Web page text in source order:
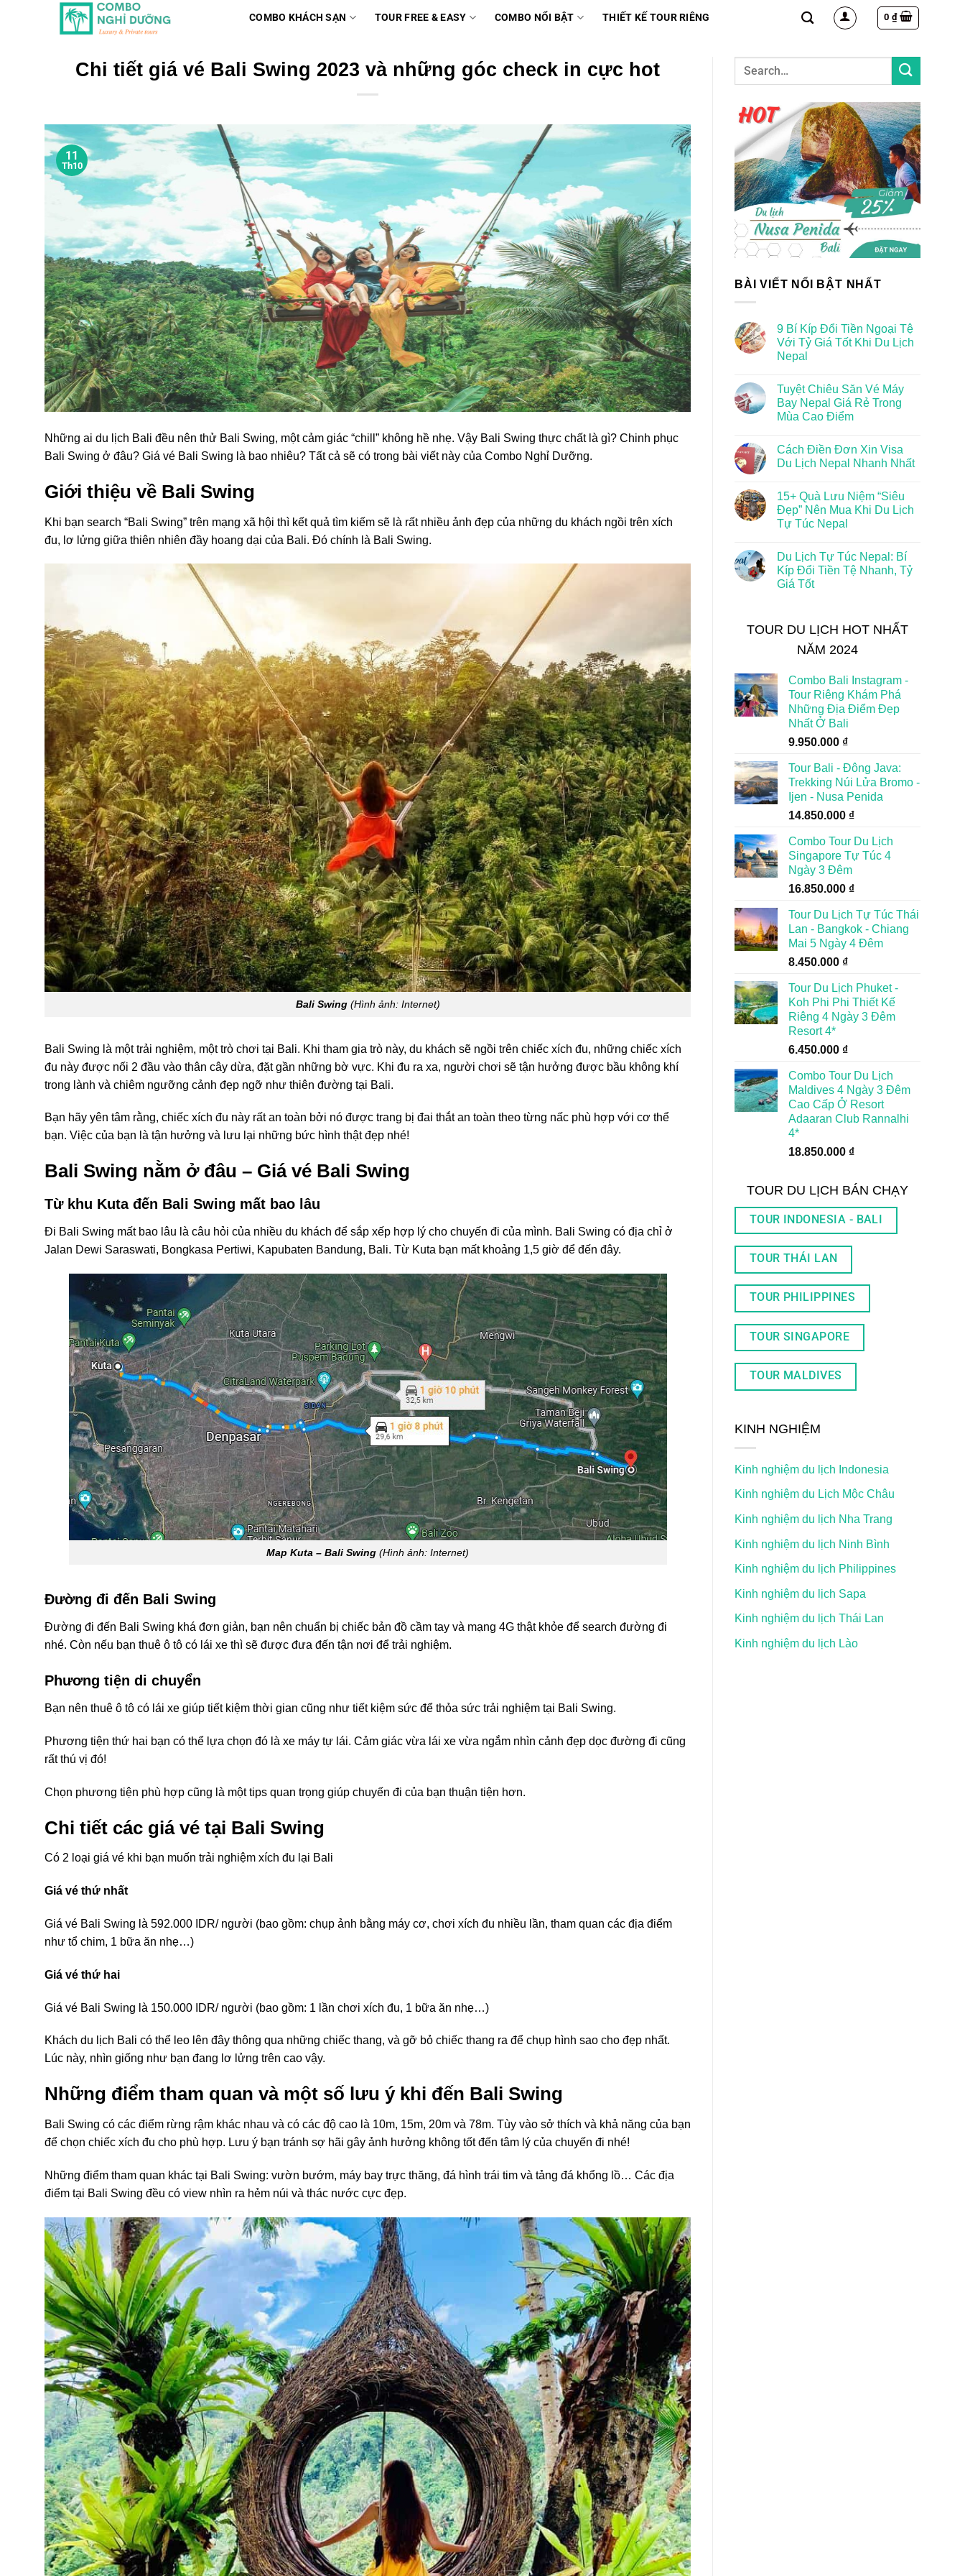
COMBO KHÁCH SẠN TOUR FREE & EASY COMBO NỔI BẬT THIẾT KẾ TOUR RIÊNG 0 ₫
Chi tiết giá vé Bali Swing 2023 và những góc check in cực hot
11
Th10
Những ai du lịch Bali đều nên thử Bali Swing, một cảm giác “chill” không hề nhẹ. Vậy Bali Swing thực chất là gì? Chinh phục
Bali Swing ở đâu? Giá vé Bali Swing là bao nhiêu? Tất cả sẽ có trong bài viết này của Combo Nghỉ Dưỡng.
Giới thiệu về Bali Swing
Khi bạn search “Bali Swing” trên mạng xã hội thì kết quả tìm kiếm sẽ là rất nhiều ảnh đẹp của những du khách ngồi trên xích
đu, lơ lửng giữa thiên nhiên đầy hoang dại của Bali. Đó chính là Bali Swing.
Bali Swing(Hình ảnh: Internet)
Bali Swing là một trải nghiệm, một trò chơi tại Bali. Khi tham gia trò này, du khách sẽ ngồi trên chiếc xích đu, những chiếc xích
đu này được nối 2 đầu vào thân cây dừa, đặt gần những bờ vực. Khi đu ra xa, người chơi sẽ tận hưởng được bầu không khí
trong lành và chiêm ngưỡng cảnh đẹp ngỡ như thiên đường tại Bali.
Bạn hãy yên tâm rằng, chiếc xích đu này rất an toàn bởi nó được trang bị đai thắt an toàn theo từng nấc phù hợp với cơ thể
bạn. Việc của bạn là tận hưởng và lưu lại những bức hình thật đẹp nhé!
Bali Swing nằm ở đâu – Giá vé Bali Swing
Từ khu Kuta đến Bali Swing mất bao lâu
Đi Bali Swing mất bao lâu là câu hỏi của nhiều du khách để sắp xếp hợp lý cho chuyến đi của mình. Bali Swing có địa chỉ ở
Jalan Dewi Saraswati, Bongkasa Pertiwi, Kapubaten Bandung, Bali. Từ Kuta bạn mất khoảng 1,5 giờ để đến đây.
Map Kuta – Bali Swing (Hình ảnh: Internet)
Đường đi đến Bali Swing
Đường đi đến Bali Swing khá đơn giản, bạn nên chuẩn bị chiếc bản đồ cầm tay và mạng 4G thật khỏe để search đường đi
nhé. Còn nếu bạn thuê ô tô có lái xe thì sẽ được đưa đến tận nơi để trải nghiệm.
Phương tiện di chuyển
Bạn nên thuê ô tô có lái xe giúp tiết kiệm thời gian cũng như tiết kiệm sức để thỏa sức trải nghiệm tại Bali Swing.
Phương tiện thứ hai bạn có thể lựa chọn đó là xe máy tự lái. Cảm giác vừa lái xe vừa ngắm nhìn cảnh đẹp dọc đường đi cũng
rất thú vị đó!
Chọn phương tiện phù hợp cũng là một tips quan trọng giúp chuyến đi của bạn thuận tiện hơn.
Chi tiết các giá vé tại Bali Swing
Có 2 loại giá vé khi bạn muốn trải nghiệm xích đu lại Bali
Giá vé thứ nhất
Giá vé Bali Swing là 592.000 IDR/ người (bao gồm: chụp ảnh bằng máy cơ, chơi xích đu nhiều lần, tham quan các địa điểm
như tổ chim, 1 bữa ăn nhẹ…)
Giá vé thứ hai
Giá vé Bali Swing là 150.000 IDR/ người (bao gồm: 1 lần chơi xích đu, 1 bữa ăn nhẹ…)
Khách du lịch Bali có thể leo lên đây thông qua những chiếc thang, và gỡ bỏ chiếc thang ra để chụp hình sao cho đẹp nhất.
Lúc này, nhìn giống như bạn đang lơ lửng trên cao vậy.
Những điểm tham quan và một số lưu ý khi đến Bali Swing
Bali Swing có các điểm rừng rậm khác nhau và có các độ cao là 10m, 15m, 20m và 78m. Tùy vào sở thích và khả năng của bạn
để chọn chiếc xích đu cho phù hợp. Lưu ý bạn tránh sợ hãi gây ảnh hưởng không tốt đến tâm lý của chuyến đi nhé!
Những điểm tham quan khác tại Bali Swing: vườn bướm, máy bay trực thăng, đá hình trái tim và tảng đá khổng lồ… Các địa
điểm tại Bali Swing đều có view nhìn ra hẻm núi và thác nước cực đẹp.
BÀI VIẾT NỔI BẬT NHẤT
9 Bí Kíp Đổi Tiền Ngoại Tệ
Với Tỷ Giá Tốt Khi Du Lịch
Nepal
Tuyệt Chiêu Săn Vé Máy
Bay Nepal Giá Rẻ Trong
Mùa Cao Điểm
Cách Điền Đơn Xin Visa
Du Lịch Nepal Nhanh Nhất
15+ Quà Lưu Niệm “Siêu
Đẹp” Nên Mua Khi Du Lịch
Tự Túc Nepal
Du Lịch Tự Túc Nepal: Bí
Kíp Đổi Tiền Tệ Nhanh, Tỷ
Giá Tốt
TOUR DU LỊCH HOT NHẤT
NĂM 2024
Combo Bali Instagram -
Tour Riêng Khám Phá
Những Địa Điểm Đẹp
Nhất Ở Bali
9.950.000 ₫
Tour Bali - Đông Java:
Trekking Núi Lửa Bromo -
Ijen - Nusa Penida
14.850.000 ₫
Combo Tour Du Lịch
Singapore Tự Túc 4
Ngày 3 Đêm
16.850.000 ₫
Tour Du Lịch Tự Túc Thái
Lan - Bangkok - Chiang
Mai 5 Ngày 4 Đêm
8.450.000 ₫
Tour Du Lịch Phuket -
Koh Phi Phi Thiết Kế
Riêng 4 Ngày 3 Đêm
Resort 4*
6.450.000 ₫
Combo Tour Du Lịch
Maldives 4 Ngày 3 Đêm
Cao Cấp Ở Resort
Adaaran Club Rannalhi
4*
18.850.000 ₫
TOUR DU LỊCH BÁN CHẠY
TOUR INDONESIA - BALI
TOUR THÁI LAN
TOUR PHILIPPINES
TOUR SINGAPORE
TOUR MALDIVES
KINH NGHIỆM
Kinh nghiệm du lịch Indonesia
Kinh nghiệm du Lịch Mộc Châu
Kinh nghiệm du lịch Nha Trang
Kinh nghiệm du lịch Ninh Bình
Kinh nghiệm du lịch Philippines
Kinh nghiệm du lịch Sapa
Kinh nghiệm du lịch Thái Lan
Kinh nghiệm du lịch Lào